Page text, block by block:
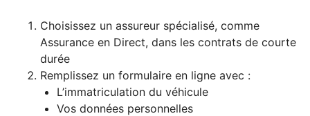
Choisissez un assureur spécialisé, comme
Assurance en Direct, dans les contrats de courte
durée
Remplissez un formulaire en ligne avec :
L’immatriculation du véhicule
Vos données personnelles